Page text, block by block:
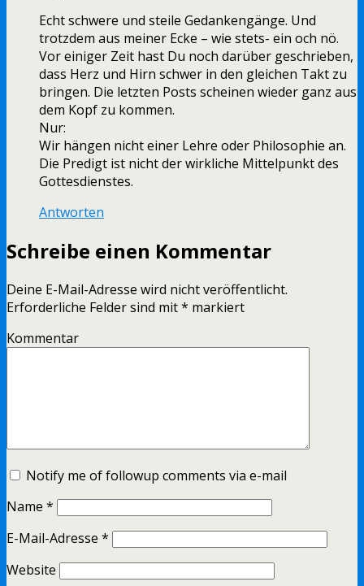
Echt schwere und steile Gedankengänge. Und
trotzdem aus meiner Ecke – wie stets- ein och nö.
Vor einiger Zeit hast Du noch darüber geschrieben,
dass Herz und Hirn schwer in den gleichen Takt zu
bringen. Die letzten Posts scheinen wieder ganz aus
dem Kopf zu kommen.
Nur:
Wir hängen nicht einer Lehre oder Philosophie an.
Die Predigt ist nicht der wirkliche Mittelpunkt des
Gottesdienstes.
Antworten
Schreibe einen Kommentar
Deine E-Mail-Adresse wird nicht veröffentlicht.
Erforderliche Felder sind mit* markiert
Kommentar
Notify me of followup comments via e-mail
Name *
E-Mail-Adresse *
Website